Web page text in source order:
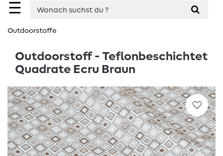
☰
Outdoorstoffe
Outdoorstoff - Teflonbeschichtet
Quadrate Ecru Braun